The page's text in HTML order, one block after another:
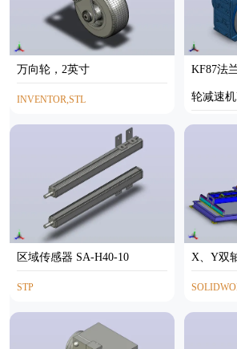
万向轮，2英寸
INVENTOR,STL
KF87法
轮减速机
99-M1-
区域传感器 SA-H40-10
STP
X、Y双